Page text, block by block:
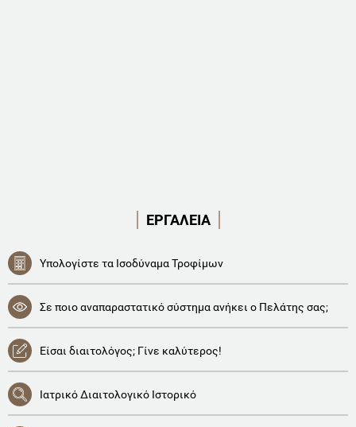
ΕΡΓΑΛΕΙΑ
Υπολογίστε τα Ισοδύναμα Τροφίμων
Σε ποιο αναπαραστατικό σύστημα ανήκει ο Πελάτης σας;
Είσαι διαιτολόγος; Γίνε καλύτερος!
Ιατρικό Διαιτολογικό Ιστορικό